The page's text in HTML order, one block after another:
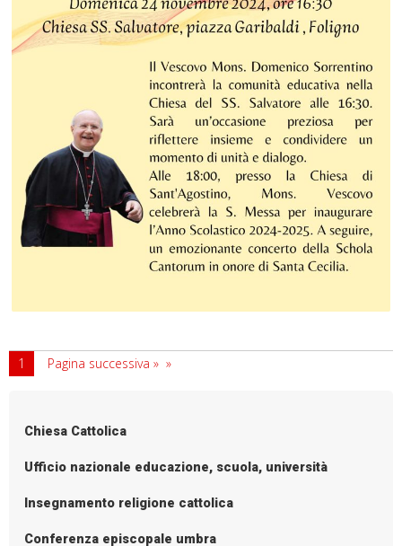
1 Pagina successiva »
Chiesa Cattolica
Ufficio nazionale educazione, scuola, università
Insegnamento religione cattolica
Conferenza episcopale umbra